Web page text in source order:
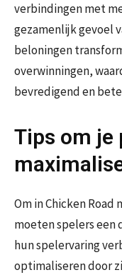
verbindingen met
gezamenlijk gevoel
beloningen
overwinningen,
bevredigend en
Tips om je
Om in Chicken
moeten spelers een
hun spelervaring
optimaliseren door